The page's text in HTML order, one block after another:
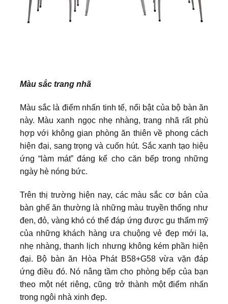
Màu sắc trang nhã
Màu sắc là điểm nhấn tinh tế, nổi bật của bộ bàn ăn
này. Màu xanh ngọc nhẹ nhàng, trang nhã rất phù
hợp với không gian phòng ăn thiên về phong cách
hiện đại, sang trọng và cuốn hút. Sắc xanh tạo hiệu
ứng “làm mát” đáng kể cho căn bếp trong những
ngày hè nóng bức.
Trên thị trường hiện nay, các màu sắc cơ bản của
bàn ghế ăn thường là những màu truyền thống như
đen, đỏ, vàng khó có thể đáp ứng được gu thẩm mỹ
của những khách hàng ưa chuộng vẻ đẹp mới lạ,
nhẹ nhàng, thanh lịch nhưng không kém phần hiện
đại. Bộ bàn ăn Hòa Phát B58+G58 vừa vặn đáp
ứng điều đó. Nó nâng tầm cho phòng bếp của bạn
theo một nét riêng, cũng trở thành một điểm nhấn
trong ngôi nhà xinh đẹp.